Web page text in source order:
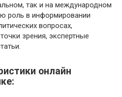
так и на международном
роль в информировании
вопросах,
зрения, экспертные
онлайн